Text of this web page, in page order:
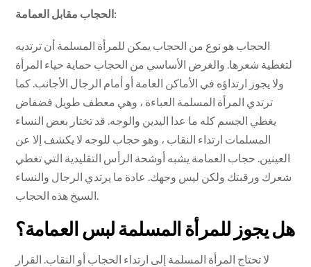
الحجاب مقابل العمامة:
الحجاب هو نوع من الحجاب يمكن للمرأة المسلمة أن ترتديه
لتغطية شعرها. والغرض الأساسي من الحجاب حماية حياء المرأة
ولا يجوز ارتداؤه في الأماكن العامة أو أمام الرجال الأجانب. كما
ترتدي المرأة المسلمة العباءة ، وهي معطف طويل فضفاض
يغطي الجسم كله ما عدا اليدين والوجه. قد تختار بعض النساء
المسلمات ارتداء النقاب ، وهو حجاب للوجه لا يكشف إلا عن
العينين. حجاب العمامة يشبه أوشحة الرأس التقليدية التي تغطي
شعرك ورقبتك ولكن ليس وجهك. عادة ما يرتدي الرجال والنساء
السيخ هذه الحجاب.
هل يجوز للمرأة المسلمة لبس العمامة؟
لا تحتاج المرأة المسلمة إلى ارتداء الحجاب أو النقاب. القرار